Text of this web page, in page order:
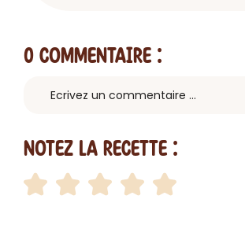
0 Commentaire :
Notez la recette :